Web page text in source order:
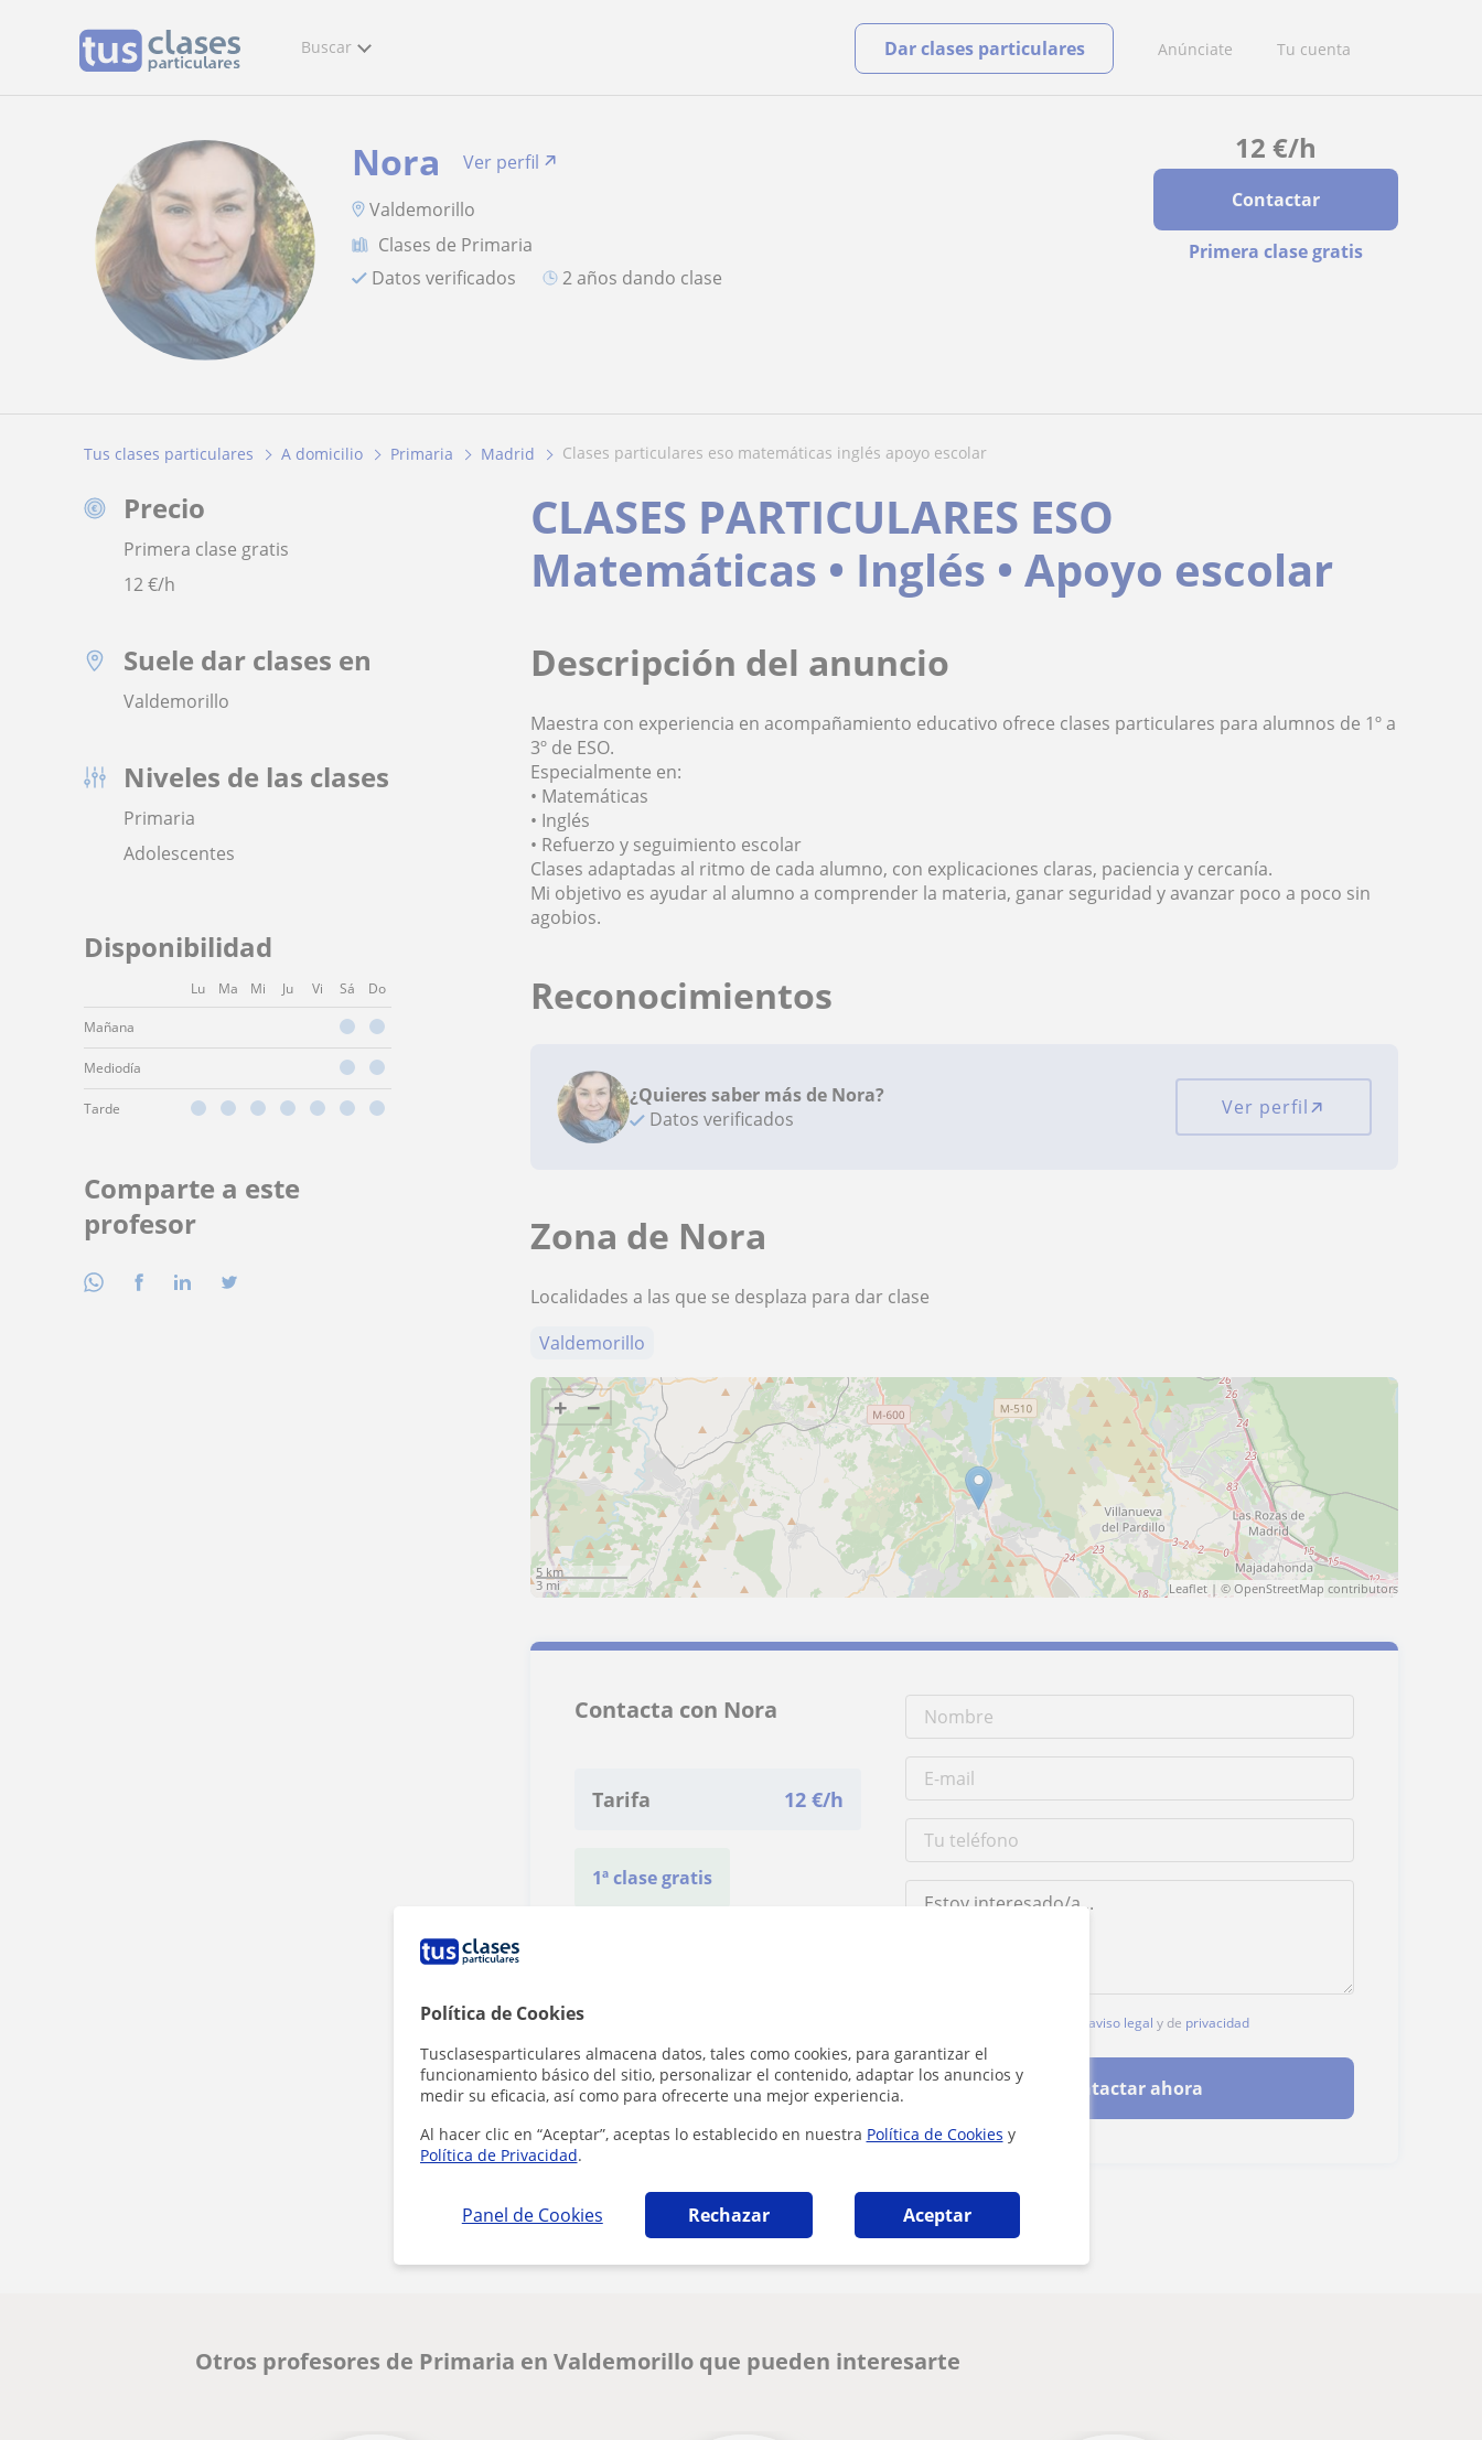
Política de Cookies
Tusclasesparticulares almacena datos, tales como cookies, para garantizar el
funcionamiento básico del sitio, personalizar el contenido, adaptar los anuncios y
medir su eficacia, así como para ofrecerte una mejor experiencia.
Al hacer clic en “Aceptar”, aceptas lo establecido en nuestra Política de Cookies y
Política de Privacidad.
Panel de Cookies Rechazar Aceptar
Buscar Anúnciate Tu cuenta
Dar clases particulares
12 €/h
Contactar
Primera clase gratis
Nora
Ver perfil
Valdemorillo
Clases de Primaria
Datos verificados
2 años dando clase
Tus clases particulares A domicilio Primaria Madrid clases particulares eso matemáticas inglés apoyo escolar
Precio
Primera clase gratis
12€/h
Suele dar clases en
Valdemorillo
Niveles de las clases
Primaria
Adolescentes
Disponibilidad
Lu Ma Mi Ju Vi Sá Do
Mañana
Mediodía
Tarde
Comparte a este
profesor
CLASES PARTICULARES ESO
Matemáticas • Inglés • Apoyo escolar
Descripción del anuncio
Maestra con experiencia en acompañamiento educativo ofrece clases particulares para alumnos de 1º a
3º de ESO.
Especialmente en:
• Matemáticas
• Inglés
• Refuerzo y seguimiento escolar
Clases adaptadas al ritmo de cada alumno, con explicaciones claras, paciencia y cercanía.
Mi objetivo es ayudar al alumno a comprender la materia, ganar seguridad y avanzar poco a poco sin
agobios.
Reconocimientos
¿Quieres saber más de Nora?
Datos verificados
Ver perfil
Zona de Nora
Localidades a las que se desplaza para dar clase
Valdemorillo
+ −
5 km
3 mi
Leaflet| © OpenStreetMap contributors
Contacta con Nora
Tarifa 12 €/h
1ª clase gratis
aviso legal y de privacidad
Contactar ahora
¿Hay algún error en este perfil? Cuéntanos
Otros profesores de Primaria en Valdemorillo que pueden interesarte